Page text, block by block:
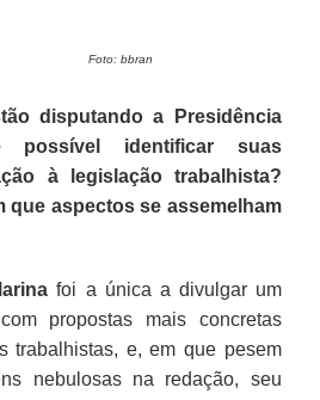
Foto: bbran
disputando a Presidência
possível identificar suas
à legislação trabalhista?
que aspectos se assemelham
foi a única a divulgar um
propostas mais concretas
trabalhistas, e, em que pesem
nebulosas na redação, seu